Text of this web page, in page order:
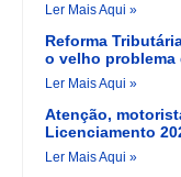
Ler Mais Aqui »
Reforma
o velho
Ler Mais Aqui »
Atenção,
Licenciamento
Ler Mais Aqui »